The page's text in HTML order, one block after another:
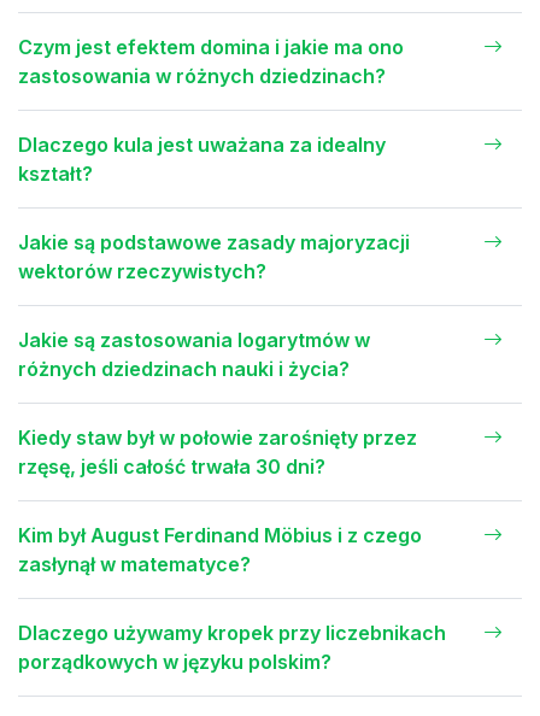
Czym jest efektem domina i jakie ma ono
zastosowania w różnych dziedzinach?
Dlaczego kula jest uważana za idealny
kształt?
Jakie są podstawowe zasady majoryzacji
wektorów rzeczywistych?
Jakie są zastosowania logarytmów w
różnych dziedzinach nauki i życia?
Kiedy staw był w połowie zarośnięty przez
rzęsę, jeśli całość trwała 30 dni?
Kim był August Ferdinand Möbius i z czego
zasłynął w matematyce?
Dlaczego używamy kropek przy liczebnikach
porządkowych w języku polskim?